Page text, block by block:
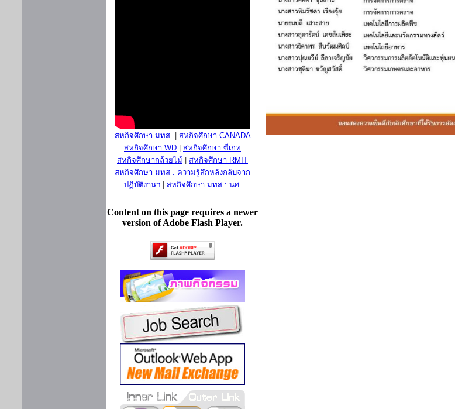
สหกิจศึกษา มทส.
สหกิจศึกษา CANADA
สหกิจศึกษา WD
สหกิจศึกษา ซีเกท
สหกิจศึกษากล้วยไม้
สหกิจศึกษา RMIT
สหกิจศึกษา มทส : ความรู้สึกหลังกลับจาก
ปฏิบัติงานฯ| สหกิจศึกษา มทส : นศ.
Content on this page requires a newer
version of Adobe Flash Player.